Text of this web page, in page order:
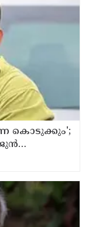
കൊടുക്കും';